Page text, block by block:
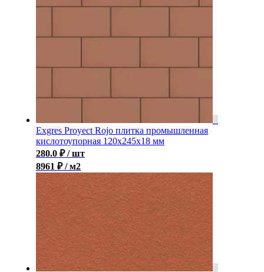
Exgres Proyect Rojo плитка промышленная
кислотоупорная 120x245x18 мм
280.0 ₽ / шт
8961 ₽ / м2